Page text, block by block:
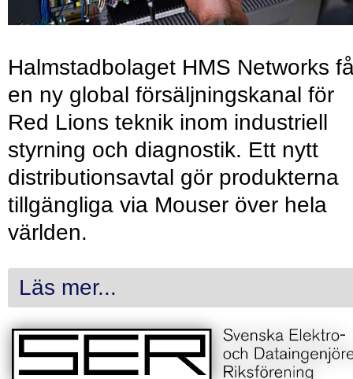
Halmstadbolaget HMS Networks
en ny global försäljningskanal för
Red Lions teknik inom industriell
styrning och diagnostik. Ett nytt
distributionsavtal gör produkterna
tillgängliga via Mouser över hela
världen.
Läs mer...